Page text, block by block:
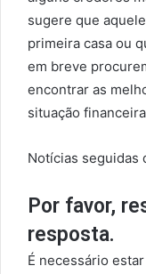
sugere que
primeira casa ou
em breve
encontrar as
situação
Notícias seguidas
Por favor,
resposta.
É necessário